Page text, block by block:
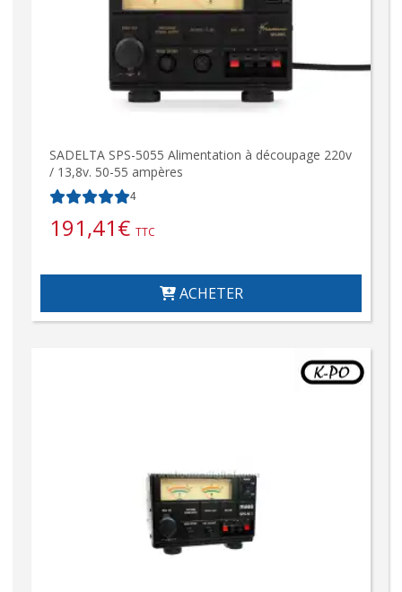
SADELTA SPS-5055 Alimentation à découpage 220v
/ 13,8v. 50-55 ampères
4
191,41€ TTC
ACHETER